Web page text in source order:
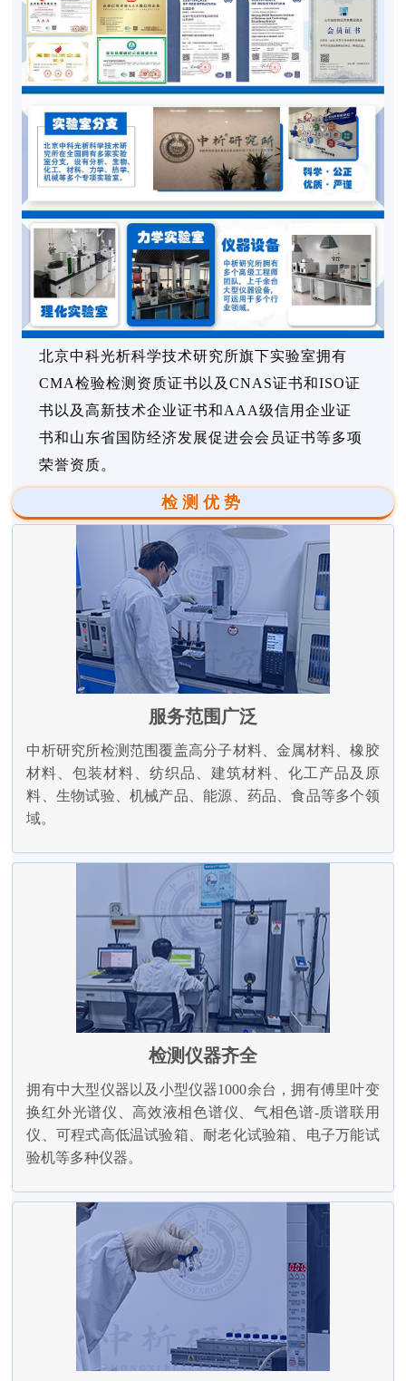
北京中科光析科学技术研究所旗下实验室拥有
CMA检验检测资质证书以及CNAS证书和ISO证
书以及高新技术企业证书和AAA级信用企业证
书和山东省国防经济发展促进会会员证书等多项
荣誉资质。
检测优势
服务范围广泛
中析研究所检测范围覆盖高分子材料、金属材料、橡胶
材料、包装材料、纺织品、建筑材料、化工产品及原
料、生物试验、机械产品、能源、药品、食品等多个领
域。
检测仪器齐全
拥有中大型仪器以及小型仪器1000余台，拥有傅里叶变
换红外光谱仪、高效液相色谱仪、气相色谱-质谱联用
仪、可程式高低温试验箱、耐老化试验箱、电子万能试
验机等多种仪器。